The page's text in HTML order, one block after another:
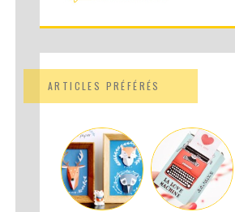
ARTICLES PRÉFÉRÉS